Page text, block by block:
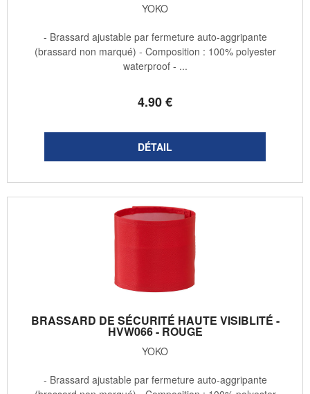
YOKO
4.90€
- Brassard ajustable par fermeture auto-aggripante
(brassard non marqué) - Composition : 100% polyester
waterproof - ...
BRASSARD DE SÉCURITÉ HAUTE VISIBLITÉ -
HVW066 - ROUGE
YOKO
- Brassard ajustable par fermeture auto-aggripante